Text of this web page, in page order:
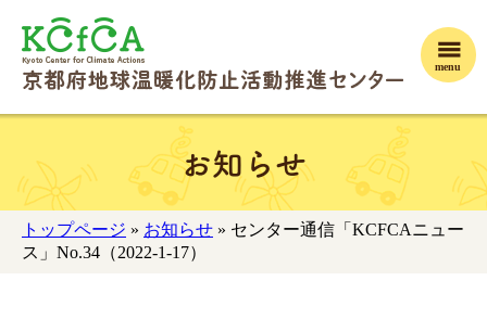
menu
お知らせ
トップページ » お知らせ » センター通信「KCFCAニュー
ス」No.34（2022-1-17）